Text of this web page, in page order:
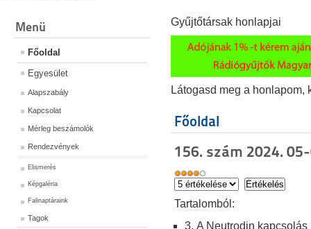
Menü
Főoldal
Egyesület
Alapszabály
Kapcsolat
Mérleg beszámolók
Rendezvények
Elismerés
Képgaléria
Falinaptáraink
Tagok
Gyűjtőtársak honlapjai
Látogasd meg a honlapom,
Főoldal
156. szám 2024.
Tartalomból:
3. A Neutrodin kapcsolás